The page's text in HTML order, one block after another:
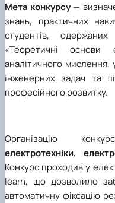
Мета конкурсу—
знань, практичних
студентів,
«Теоретичні основи
аналітичного мислення,
інженерних задач та
професійного розвитку.
Організацію
електротехніки,
Конкурс проходив у
learn, що дозволило
автоматичну фіксацію